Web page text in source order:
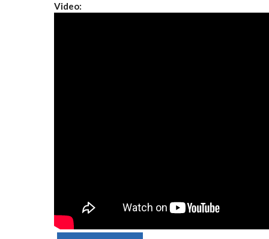
Video: